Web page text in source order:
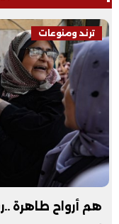
ترند ومنوعات
هم أرواح طاهرة